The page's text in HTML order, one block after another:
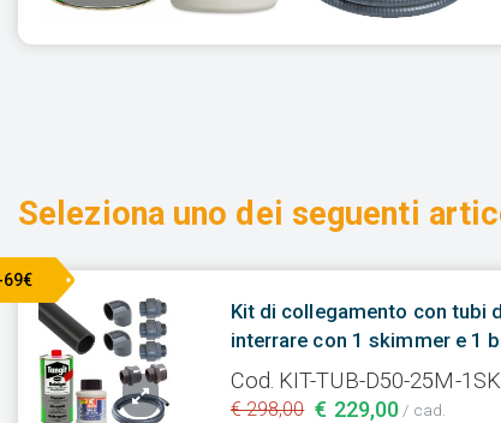
Seleziona uno dei seguenti
Kit di collegamento con tubi
interrare con 1 skimmer e 1
Cod. KIT-TUB-D50-25M-1SK
€ 298,00 € 229,00 / cad.